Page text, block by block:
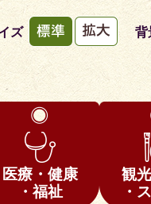
ズ 背
医療・健康
・福祉
観
・